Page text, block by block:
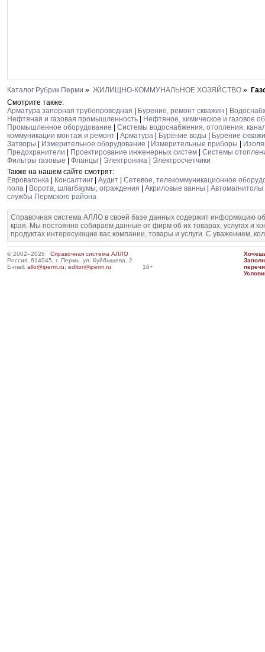
Каталог Рубрик Перми » ЖИЛИЩНО-КОММУНАЛЬНОЕ ХОЗЯЙСТВО »
Смотрите также:
Арматура запорная трубопроводная
Бурение, ремонт скважин
Нефтяная и газовая промышленность
Нефтяное, химическое и газовое
Промышленное оборудование
Системы водоснабжения, отопления,
коммуникации монтаж и ремонт
Арматура Бурение воды
Бурение
Затворы
Измерительное оборудование Измерительные приборы
Предохранители
Проектирование инженерных систем
Системы
Фильтры газовые
Фланцы Электроника
Электросчетчики
Также на нашем сайте смотрят:
Евровагонка
Консалтинг Аудит
Сетевое, телекоммуникационное
пола
Ворота, шлагбаумы, ограждения Акриловые ванны
Автомагнитолы
службы Пермского района
Справочная система АЛЛО в своей базе данных содержит информацию
края. Мы постоянно собираем данные от фирм об их товарах, услугах и
продуктах интересующие вас компании, товары и услуги. С уважением,
© 2002–2026 Справочная система АЛЛО
Россия, 614045, г. Пермь, ул. Куйбышева, 2
E-mail: allo@iperm.ru; editor@iperm.ru 16+